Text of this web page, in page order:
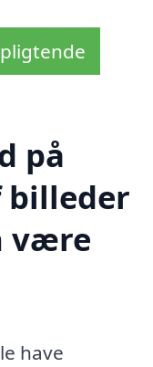
på
være
have